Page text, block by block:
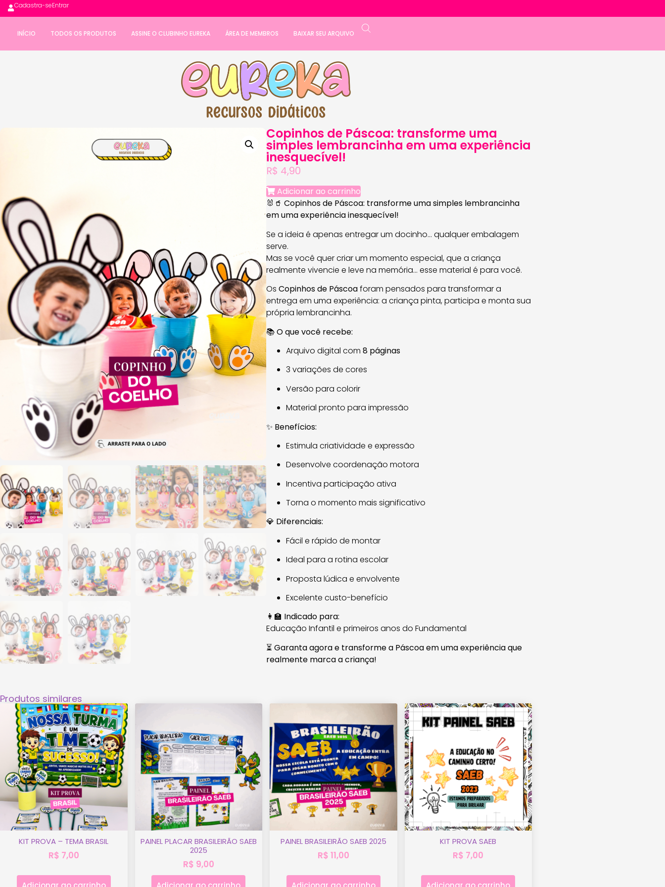
Cadastra-seEntrar
INÍCIO TODOS OS PRODUTOS ASSINE O CLUBINHO EUREKA ÁREA DE MEMBROS BAIXAR SEU ARQUIVO
Copinhos de Páscoa: transforme uma
simples lembrancinha em uma experiência
inesquecível!
R$ 4,90
Adicionar ao carrinho
🐰🥤 Copinhos de Páscoa: transforme uma simples lembrancinha
em uma experiência inesquecível!
Se a ideia é apenas entregar um docinho… qualquer embalagem
serve.
Mas se você quer criar um momento especial, que a criança
realmente vivencie e leve na memória… esse material é para você.
Os Copinhos de Páscoaforam pensados para transformar a
entrega em uma experiência: a criança pinta, participa e monta sua
própria lembrancinha.
📚O que você recebe:
Arquivo digital com 8 páginas
3 variações de cores
Versão para colorir
Material pronto para impressão
✨ Benefícios:
Estimula criatividade e expressão
Desenvolve coordenação motora
Incentiva participação ativa
Torna o momento mais significativo
💎 Diferenciais:
Fácil e rápido de montar
Ideal para a rotina escolar
Proposta lúdica e envolvente
Excelente custo-benefício
👩‍🏫 Indicado para:
Educação Infantil e primeiros anos do Fundamental
⏳ Garanta agora e transforme a Páscoa em uma experiência que
realmente marca a criança!
Produtos similares
KIT PROVA – TEMA BRASIL
R$ 7,00
PAINEL PLACAR BRASILEIRÃO SAEB
2025
R$ 9,00
PAINEL BRASILEIRÃO SAEB 2025
R$ 11,00
KIT PROVA SAEB
R$ 7,00